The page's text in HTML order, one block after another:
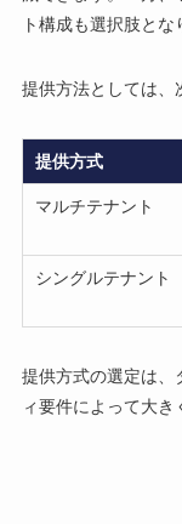
ト構成も選択肢とな
提供方法としては、
提供方式
マルチテナント
シングルテナント
提供方式の選定は、
ィ要件によって大き